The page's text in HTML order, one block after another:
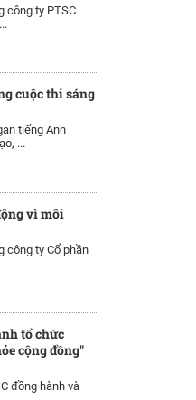
công ty PTSC
cuộc thi sáng
tiếng Anh
...
vì môi
công ty Cổ phần
tổ chức
cộng đồng"
đồng hành và